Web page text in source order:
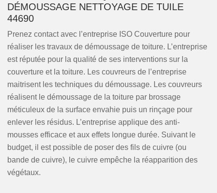
DÉMOUSSAGE NETTOYAGE DE TUILE
44690
Prenez contact avec l’entreprise ISO Couverture pour
réaliser les travaux de démoussage de toiture. L’entreprise
est réputée pour la qualité de ses interventions sur la
couverture et la toiture. Les couvreurs de l’entreprise
maitrisent les techniques du démoussage. Les couvreurs
réalisent le démoussage de la toiture par brossage
méticuleux de la surface envahie puis un rinçage pour
enlever les résidus. L’entreprise applique des anti-
mousses efficace et aux effets longue durée. Suivant le
budget, il est possible de poser des fils de cuivre (ou
bande de cuivre), le cuivre empêche la réapparition des
végétaux.